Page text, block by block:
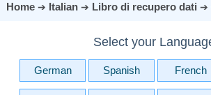
Home➔ Italian ➔ Libro di recupero dati ➔
Select your
German Spanish French